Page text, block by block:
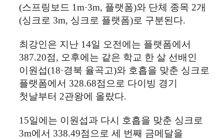
(스프링보드 1m·3m, 플랫폼)와 단체 종목 2개
(싱크로 3m, 싱크로 플랫폼)로 구분된다.
최강인은 지난 14일 오전에는 플랫폼에서
387.20점, 오후에는 같은 학교 한 살 선배인
이원섭(18·경북 율곡고)와 호흡을 맞춘 싱크로
플랫폼에서 328.68점으로 다이빙 경기
첫날부터 2관왕에 올랐다.
15일에는 이원섭과 다시 호흡을 맞춘 싱크로
3m에서 338.49점으로 세 번째 금메달을